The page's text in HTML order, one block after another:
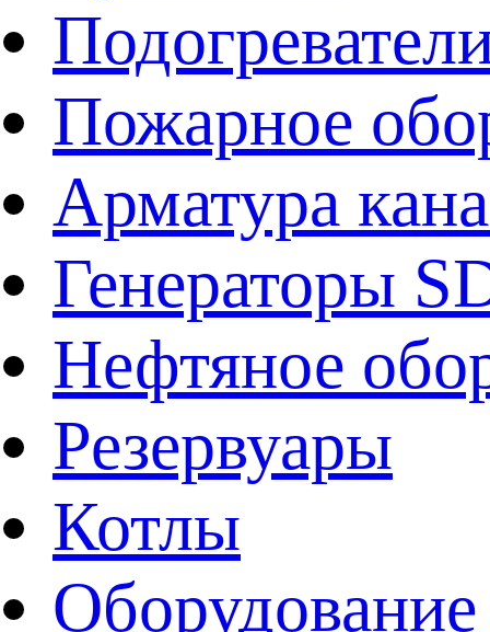
Пожарное
Арматура
Генераторы
Нефтяное
Резервуары
Котлы